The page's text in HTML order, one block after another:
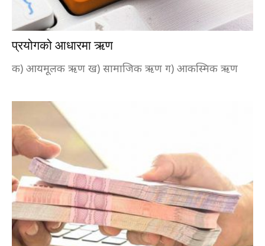
प्रयोगको आधारमा ऋण
क) आयमूलक ऋण ख) सामाजिक ऋण ग) आकस्मिक ऋण